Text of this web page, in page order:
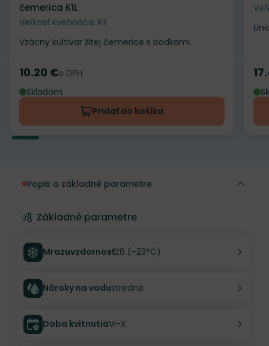
čemerica K1L
Veľkosť kvetináča: K1l
Vzácny kultivar žltej čemerice s bodkami.
Cena
10.20 €s DPH
Skladom
Pridať do košíka
Popis a základné parametre
Základné parametre
MrazuvzdornosťZ6 (-23°C)
Nároky na vodustredné
Doba kvitnutiaVI-X